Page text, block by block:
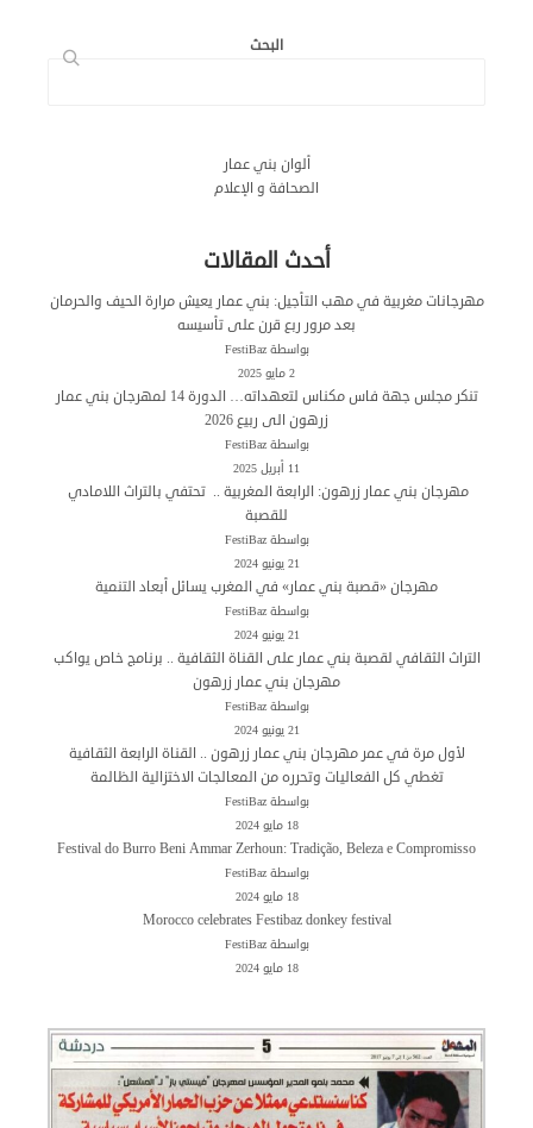
البحث
ألوان بني عمار
الصحافة و الإعلام
أحدث المقالات
مهرجانات مغربية في مهب التأجيل: بني عمار يعيش مرارة الحيف والحرمان
بعد مرور ربع قرن على تأسيسه
بواسطة FestiBaz
2 مايو 2025
تنكر مجلس جهة فاس مكناس لتعهداته… الدورة 14 لمهرجان بني عمار
زرهون الى ربيع 2026
بواسطة FestiBaz
11 أبريل 2025
مهرجان بني عمار زرهون: الرابعة المغربية .. تحتفي بالتراث اللامادي
للقصبة
بواسطة FestiBaz
21 يونيو 2024
مهرجان «قصبة بني عمار» في المغرب يسائل أبعاد التنمية
بواسطة FestiBaz
21 يونيو 2024
التراث الثقافي لقصبة بني عمار على القناة الثقافية .. برنامج خاص يواكب
مهرجان بني عمار زرهون
بواسطة FestiBaz
21 يونيو 2024
لأول مرة في عمر مهرجان بني عمار زرهون .. القناة الرابعة الثقافية
تغطي كل الفعاليات وتحرره من المعالجات الاختزالية الظالمة
بواسطة FestiBaz
18 مايو 2024
Festival do Burro Beni Ammar Zerhoun: Tradição, Beleza e Compromisso
بواسطة FestiBaz
18 مايو 2024
Morocco celebrates Festibaz donkey festival
بواسطة FestiBaz
18 مايو 2024